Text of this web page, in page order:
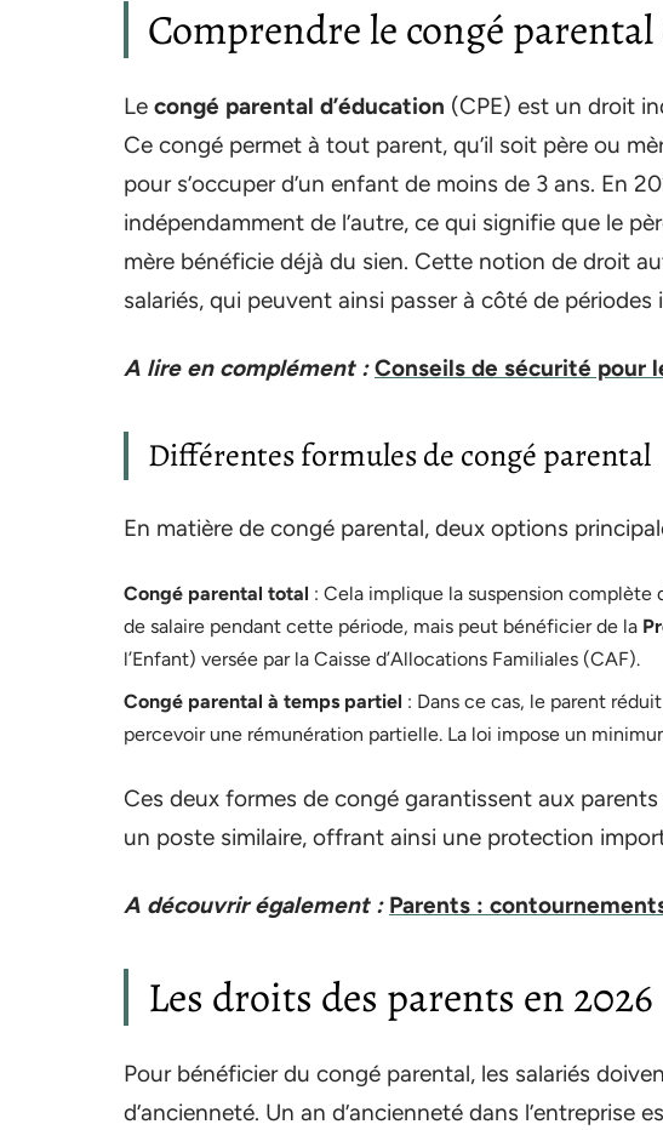
Comprendre le congé parental
Le congé parental d’éducation (CPE) est un droit
Ce congé permet à tout parent, qu’il soit père ou
pour s’occuper d’un enfant de moins de 3 ans. En
indépendamment de l’autre, ce qui signifie que le
mère bénéficie déjà du sien. Cette notion de droit
salariés, qui peuvent ainsi passer à côté de
A lire en complément : Conseils de sécurité pour
Différentes formules de congé parental
En matière de congé parental, deux options
Congé parental total : Cela implique la suspension complète
de salaire pendant cette période, mais peut bénéficier de la
l’Enfant) versée par la Caisse d’Allocations Familiales (CAF).
Congé parental à temps partiel : Dans ce cas, le parent
percevoir une rémunération partielle. La loi impose un
Ces deux formes de congé garantissent aux
un poste similaire, offrant ainsi une protection
A découvrir également : Parents :
Les droits des parents en 2026
Pour bénéficier du congé parental, les salariés
d’ancienneté. Un an d’ancienneté dans l’entreprise